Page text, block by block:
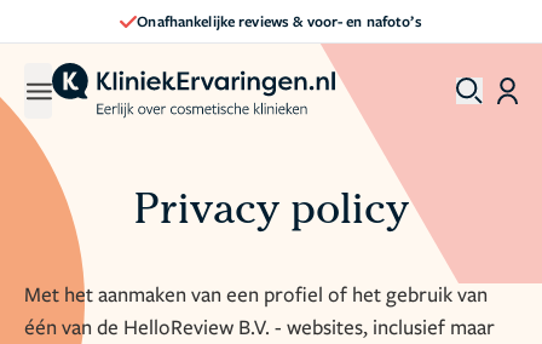
Direct een afspraak maken
Privacy policy
Met het aanmaken van een profiel of het gebruik van
één van de HelloReview B.V. - websites, inclusief maar